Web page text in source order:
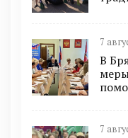
7
В
7